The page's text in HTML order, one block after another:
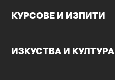
КУРСОВЕ И ИЗПИТИ
ИЗКУСТВА И КУЛТУРА